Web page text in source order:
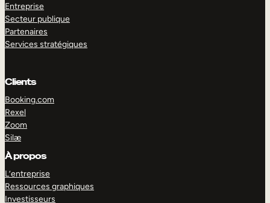
Entreprise
Secteur publique
Partenaires
Services stratégiques
Clients
Booking.com
Rexel
Zoom
Silæ
À propos
L’entreprise
Ressources graphiques
Investisseurs